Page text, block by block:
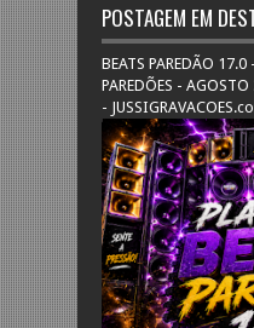
POSTAGEM EM
BEATS PAREDÃO 17.0
PAREDÕES -
-